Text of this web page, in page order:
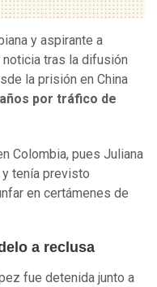
y aspirante a
tras la difusión
la prisión en China
por tráfico de
Colombia, pues Juliana
tenía previsto
en certámenes de
a reclusa
fue detenida junto a